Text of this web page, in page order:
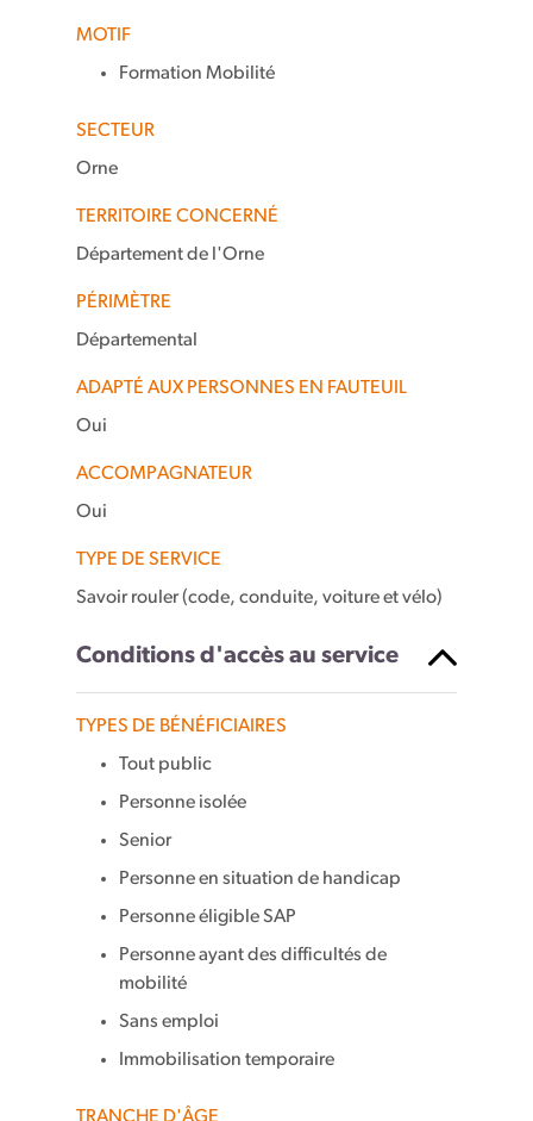
MOTIF
Formation Mobilité
SECTEUR
Orne
TERRITOIRE CONCERNÉ
Département de l'Orne
PÉRIMÈTRE
Départemental
ADAPTÉ AUX PERSONNES EN FAUTEUIL
Oui
ACCOMPAGNATEUR
Oui
TYPE DE SERVICE
Savoir rouler (code, conduite, voiture et vélo)
Conditions d'accès au service
TYPES DE BÉNÉFICIAIRES
Tout public
Personne isolée
Senior
Personne en situation de handicap
Personne éligible SAP
Personne ayant des difficultés de
mobilité
Sans emploi
Immobilisation temporaire